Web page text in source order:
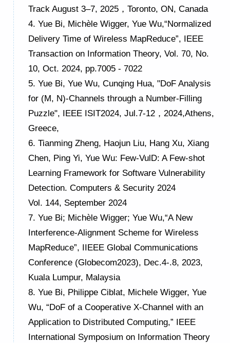
Track August 3–7, 2025， Toronto, ON, Canada
4. Yue Bi, Michèle Wigger, Yue Wu,“Normalized
Delivery Time of Wireless MapReduce”, IEEE
Transaction on Information Theory, Vol. 70, No.
10, Oct. 2024, pp.7005 - 7022
5. YueBi, Yue Wu, CunqingHua, "DoF Analysis
for (M, N)-Channels through a Number-Filling
Puzzle", IEEE ISIT2024, Jul.7-12， 2024,Athens,
Greece,
6. Tianming Zheng, Haojun Liu, Hang Xu, Xiang
Chen, Ping Yi, Yue Wu: Few-VulD: A Few-shot
Learning Framework for Software Vulnerability
Detection. Computers & Security 2024
Vol. 144, September 2024
7. Yue Bi; Michèle Wigger; Yue Wu,“A New
Interference-Alignment Scheme for Wireless
MapReduce”, IIEEE Global Communications
Conference (Globecom2023), Dec.4-.8, 2023,
Kuala Lumpur, Malaysia
8. Yue Bi, Philippe Ciblat, Michele Wigger, Yue
Wu, “DoF of a Cooperative X-Channel with an
Application to Distributed Computing,” IEEE
International Symposium on Information Theory